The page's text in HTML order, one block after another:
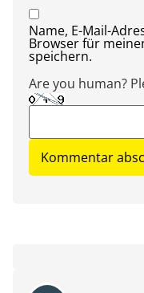
Name, E-Mail-
Browser für
speichern.
Are you human?